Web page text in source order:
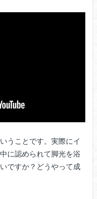
うことです。実際にイ
に認められて脚光を浴
ですか？どうやって成